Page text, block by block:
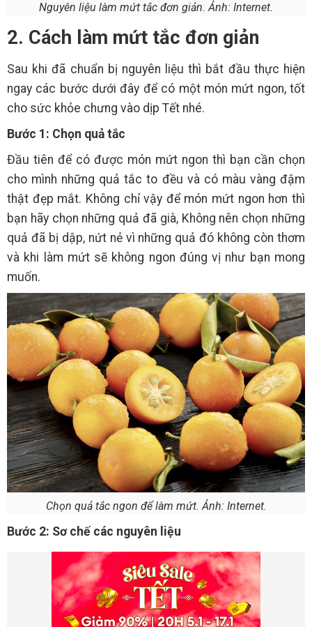
Nguyên liệu làm mứt tắc đơn giản. Ảnh: Internet.
2. Cách làm mứt tắc đơn giản
Sau khi đã chuẩn bị nguyên liệu thì bắt đầu thực hiện
ngay các bước dưới đây để có một món mứt ngon, tốt
cho sức khỏe chưng vào dịp Tết nhé.
Bước 1: Chọn quả tắc
Đầu tiên để có được món mứt ngon thì bạn cần chọn
cho mình những quả tắc to đều và có màu vàng đậm
thật đẹp mắt. Không chỉ vậy để món mứt ngon hơn thì
bạn hãy chọn những quả đã già, Không nên chọn những
quả đã bị dập, nứt nẻ vì những quả đó không còn thơm
và khi làm mứt sẽ không ngon đúng vị như bạn mong
muốn.
Chọn quả tắc ngon để làm mứt. Ảnh: Internet.
Bước 2: Sơ chế các nguyên liệu